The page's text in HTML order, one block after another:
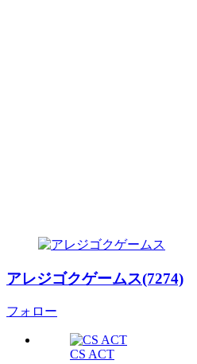
アレジゴクゲームス(7274)
フォロー
CS ACT